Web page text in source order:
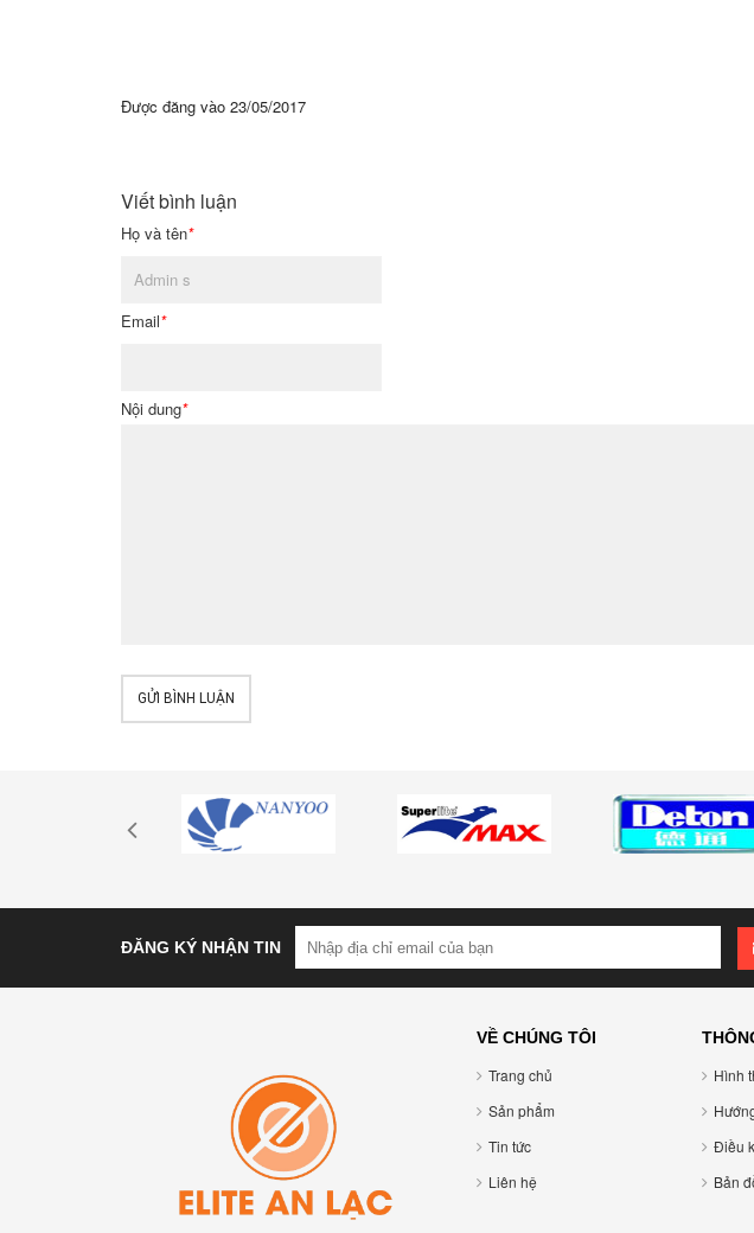
Được đăng vào 23/05/2017
Viết bình luận
Họ và tên*
Email*
Nội dung*
GỬI BÌNH LUẬN
ĐĂNG KÝ NHẬN TIN
VỀ CHÚNG TÔI
Trang chủ
Sản phẩm
Tin tức
Liên hệ
Hình
Điều
Bản